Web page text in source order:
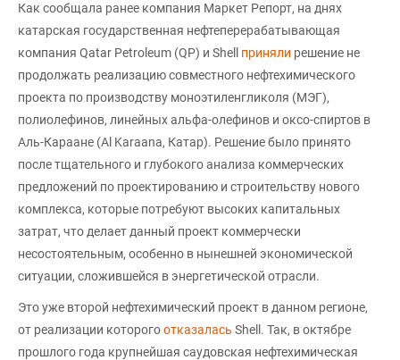
Как сообщала ранее компания Маркет Репорт, на днях
катарская государственная нефтеперерабатывающая
компания Qatar Petroleum (QP) и Shell приняли решение не
продолжать реализацию совместного нефтехимического
проекта по производству моноэтиленгликоля (МЭГ),
полиолефинов, линейных альфа-олефинов и оксо-спиртов в
Аль-Караане (Al Karaana, Катар). Решение было принято
после тщательного и глубокого анализа коммерческих
предложений по проектированию и строительству нового
комплекса, которые потребуют высоких капитальных
затрат, что делает данный проект коммерчески
несостоятельным, особенно в нынешней экономической
ситуации, сложившейся в энергетической отрасли.
Это уже второй нефтехимический проект в данном регионе,
от реализации которогоотказалась Shell. Так, в октябре
прошлого года крупнейшая саудовская нефтехимическая